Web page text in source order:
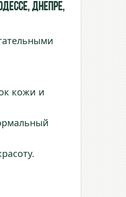
Днепре,
кожи и